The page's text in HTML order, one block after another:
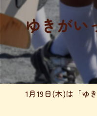
ゆきが
2023年01月23日 共
1月19日(木)は「ゆ